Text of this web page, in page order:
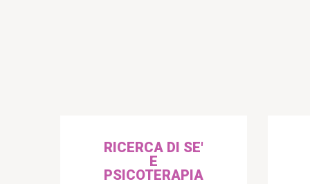
RICERCA DI SE'
E
PSICOTERAPIA